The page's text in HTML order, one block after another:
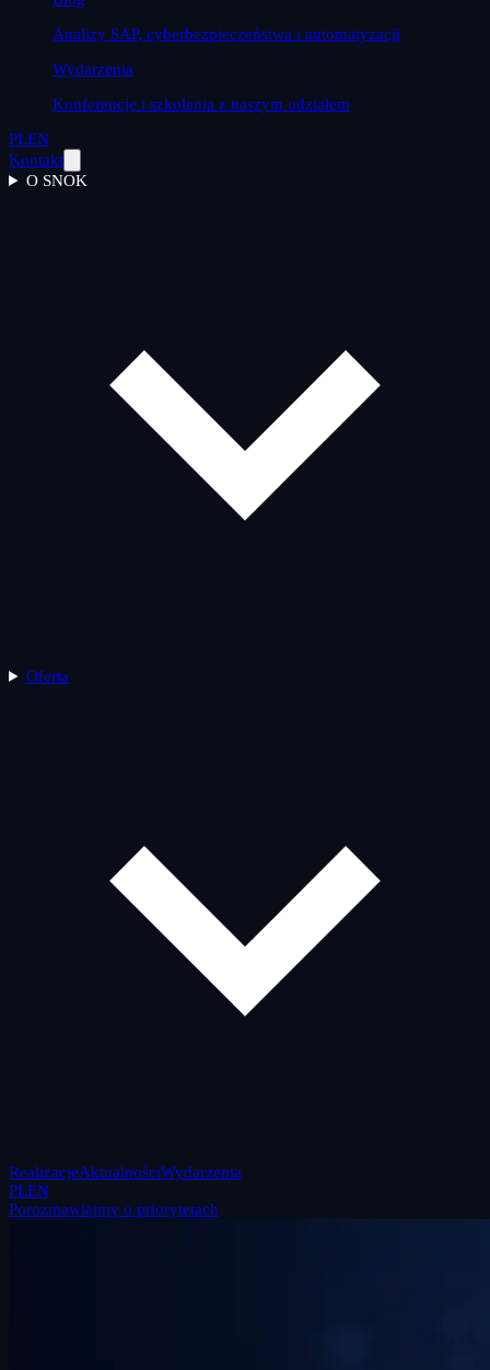
Analizy SAP, cyberbezpieczeństwa i automatyzacji
Wydarzenia
Konferencje i szkolenia z naszym udziałem
PLEN
Kontakt
O SNOK
Oferta
RealizacjeAktualnościWydarzenia
PLEN
Porozmawiajmy o priorytetach